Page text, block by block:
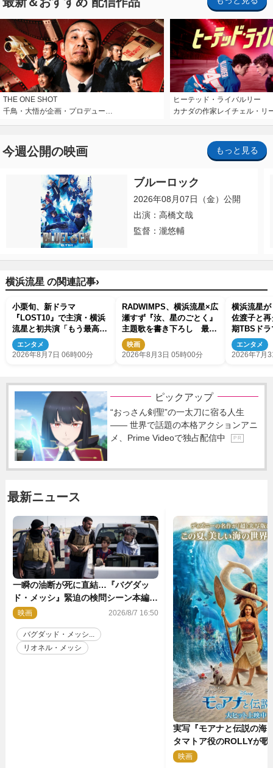
THE ONE SHOT
千鳥・大悟が企画・プロデュー…
ヒーテッド・ライバルリー
カナダの作家レイチェル・リ
今週公開の映画 もっと見る
ブルーロック
2026年08月07日（金）公開
出演：高橋文哉
監督：瀧悠輔
横浜流星 の関連記事›
小栗旬、新ドラマ
『LOST10』で主演・横浜
流星と初共演「もう最高で
す」
エンタメ
2026年8月7日 06時00分
RADWIMPS、横浜流星×広
瀬すず『汝、星のごとく』
主題歌を書き下ろし 最新
予告＆新ビジュアル解禁
映画
2026年8月3日 05時00分
横浜流星
佐渡子と
期TBSド
で主演
エンタメ
2026年7月
ピックアップ
“おっさん剣聖”の一太刀に宿る人生
―― 世界で話題の本格アクションアニ
メ、Prime Videoで独占配信中
P R
最新ニュース
一瞬の油断が死に直結…『バグダッ
ド・メッシ』緊迫の検問シーン本編解
禁 監督メッセージも到着
映画 2026/8/7 16:50
バグダッド・メッシ...
リオネル・メッシ
実写『モアナと伝説の海
タマトア役のROLLYが歌
スな劇中歌「シャイニー
映画